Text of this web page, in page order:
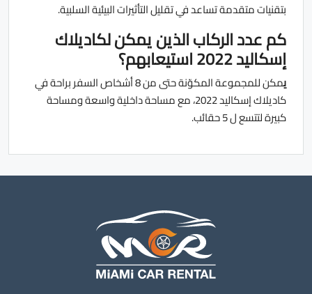
بتقنيات متقدمة تساعد في تقليل التأثيرات البيئية السلبية.
كم عدد الركاب الذين يمكن لكاديلاك
إسكاليد 2022 استيعابهم؟
ي
مكن للمجموعة المكوّنة حتى من 8 أشخاص السفر براحة في
كاديلاك إسكاليد 2022، مع مساحة داخلية واسعة ومساحة
كبيرة لتتسع ل 5 حقائب.